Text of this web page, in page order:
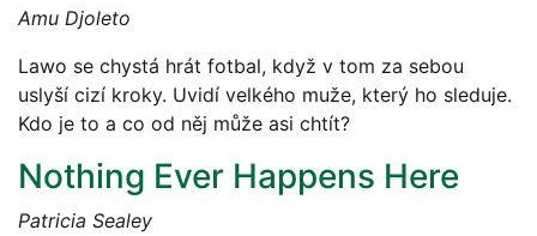
Amu Djoleto
Lawo se chystá hrát fotbal, když v tom za sebou
uslyší cizí kroky. Uvidí velkého muže, který ho sleduje.
Kdo je to a co od něj může asi chtít?
Nothing Ever Happens Here
Patricia Sealey